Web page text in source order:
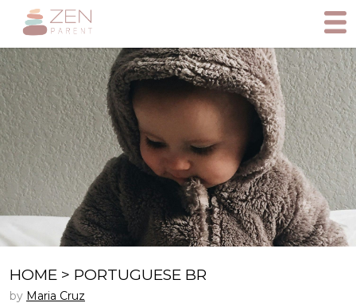
HOME > PORTUGUESE BR
by Maria Cruz